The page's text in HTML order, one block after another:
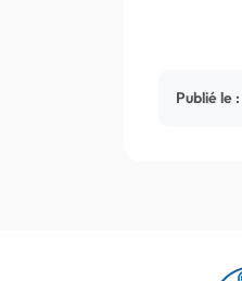
Publié le :